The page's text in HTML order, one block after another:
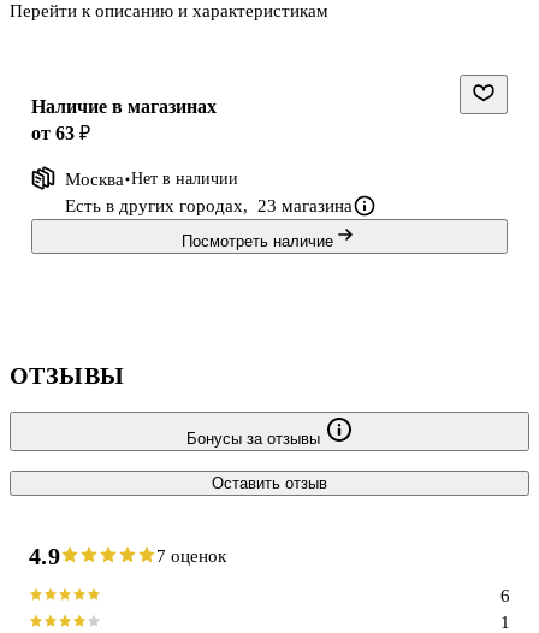
нужный лист легко достать на ходу. Яркий дизайн с лимонами
Перейти к описанию и характеристикам
Наличие в магазинах
от 63 ₽
Москва Нет в наличии
Есть в других городах, 23 магазина
Посмотреть наличие
ОТЗЫВЫ
Бонусы за отзывы
Оставить отзыв
4.9 7 оценок
1
6